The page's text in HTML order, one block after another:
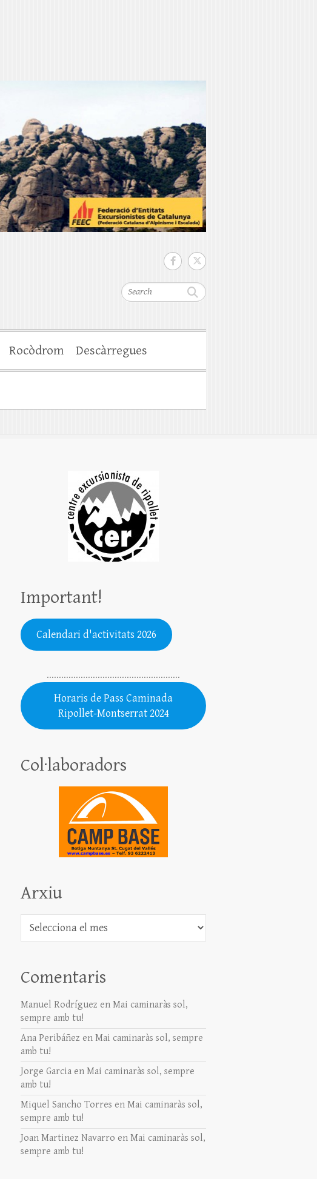
Search
Rocòdrom Descàrregues
Important!
Calendari d'activitats 2026
.......................................................
Horaris de Pass Caminada
Ripollet-Montserrat 2024
Col·laboradors
Arxiu
Arxiu
Comentaris
Manuel Rodríguez enMai caminaràs sol,
sempre amb tu!
Ana Peribáñez enMai caminaràs sol, sempre
amb tu!
Jorge Garcia enMai caminaràs sol, sempre
amb tu!
Miquel Sancho Torres enMai caminaràs sol,
sempre amb tu!
Joan Martinez Navarro enMai caminaràs sol,
sempre amb tu!